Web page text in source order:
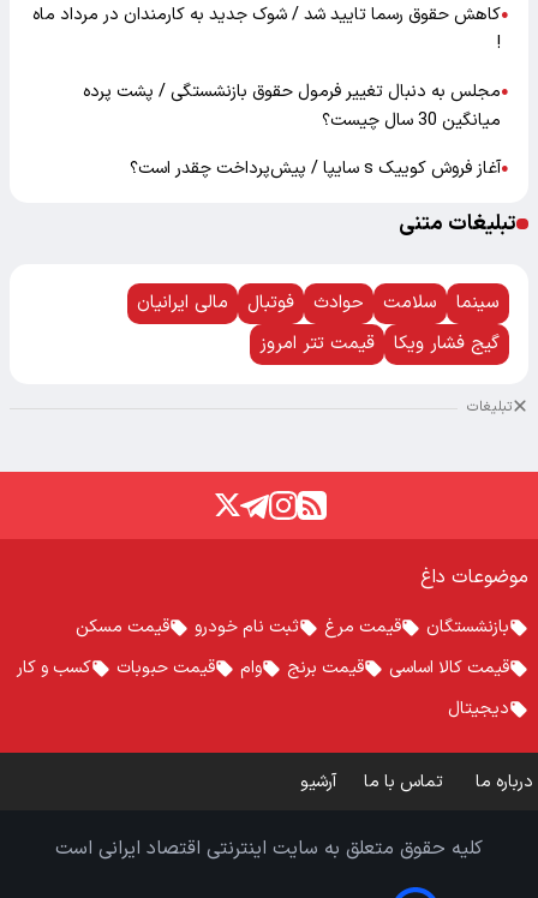
●کاهش حقوق رسما تایید شد / شوک جدید به کارمندان در مرداد ماه
!
●مجلس به دنبال تغییر فرمول حقوق بازنشستگی / پشت پرده
میانگین 30 سال چیست؟
●آغاز فروش کوییک s سایپا / پیش‌پرداخت چقدر است؟
تبلیغات متنی
سینما سلامت حوادث فوتبال
مالی ایرانیان
گیج فشار ویکا
قیمت تتر امروز
تبلیغات
موضوعات داغ
بازنشستگان قیمت مرغ ثبت نام خودرو
قیمت مسکن
قیمت کالا اساسی
قیمت برنج وام قیمت حبوبات
کسب و کار
دیجیتال
درباره ما تماس با ما آرشیو
کلیه حقوق متعلق به سایت اینترنتی اقتصاد ایرانی است